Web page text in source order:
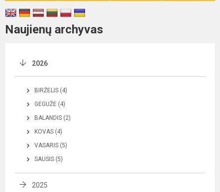
Naujienų archyvas
2026
BIRŽELIS (4)
GEGUŽĖ (4)
BALANDIS (2)
KOVAS (4)
VASARIS (5)
SAUSIS (5)
2025